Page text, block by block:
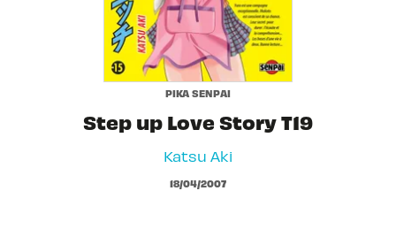
PIKA SENPAI
Step up Love Story T19
Katsu Aki
18/04/2007